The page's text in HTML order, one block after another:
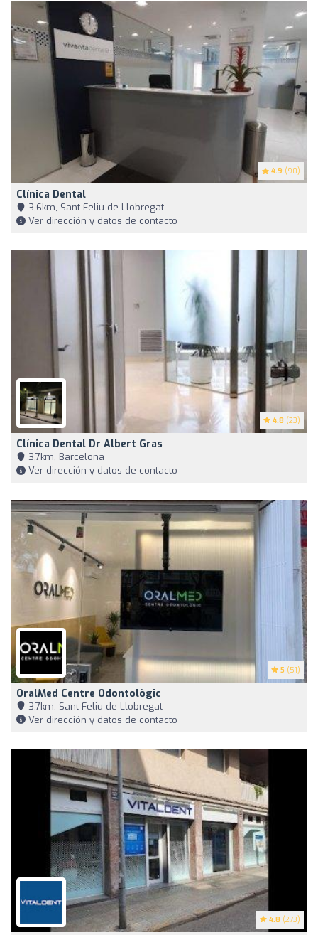
4.9 (90)
Clínica Dental
3,6km, Sant Feliu de Llobregat
Ver dirección y datos de contacto
4.8 (23)
Clínica Dental Dr Albert Gras
3,7km, Barcelona
Ver dirección y datos de contacto
5 (51)
OralMed Centre Odontològic
3,7km, Sant Feliu de Llobregat
Ver dirección y datos de contacto
4.8 (273)